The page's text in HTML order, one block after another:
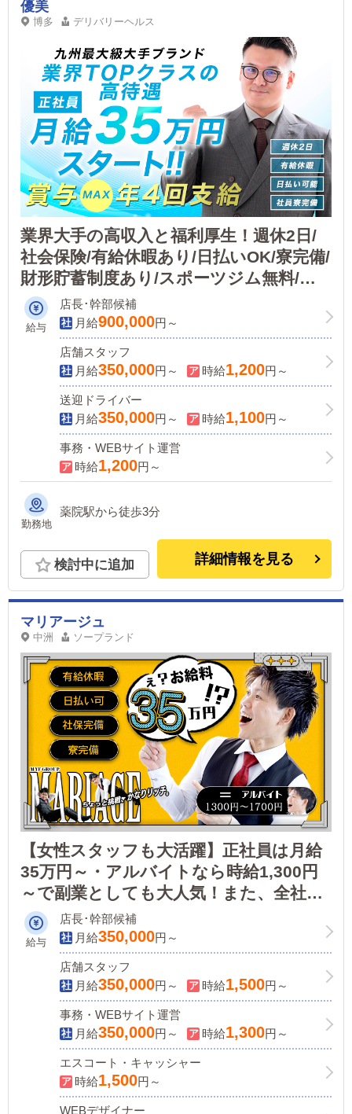
優美
博多 デリバリーヘルス
業界大手の高収入と福利厚生！週休2日/
社会保険/有給休暇あり/日払いOK/寮完備/
財形貯蓄制度あり/スポーツジム無料/野
球チーム元気に活動中
給与
店長･幹部候補
月給900,000円～
店舗スタッフ
月給350,000円～ 時給1,200円～
送迎ドライバー
月給350,000円～ 時給1,100円～
事務・WEBサイト運営
時給1,200円～
勤務地
薬院駅から徒歩3分
検討中に追加 詳細情報を見る
マリアージュ
中洲 ソープランド
【女性スタッフも大活躍】正社員は月給
35万円～・アルバイトなら時給1,300円
～で副業としても大人気！また、全社員
週休2日！有給休暇も導入しているので
仕事も遊びも充実させたいならマリアー
ジュがおすすめです！
給与
店長･幹部候補
月給350,000円～
店舗スタッフ
月給350,000円～ 時給1,500円～
事務・WEBサイト運営
月給350,000円～ 時給1,300円～
エスコート・キャッシャー
時給1,500円～
WEBデザイナー